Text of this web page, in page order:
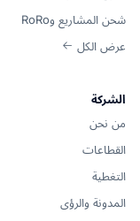
شحن المشاريع وRoRo
عرض الكل
الشركة
من نحن
القطاعات
التغطية
المدونة والرؤى